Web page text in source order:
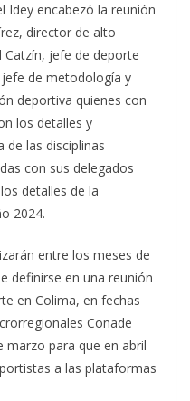
Idey encabezó la reunión
director de alto
Catzín, jefe de deporte
jefe de metodología y
deportiva quienes con
los detalles y
de las disciplinas
con sus delegados
detalles de la
2024.
entre los meses de
definirse en una reunión
en Colima, en fechas
Conade
marzo para que en abril
a las plataformas